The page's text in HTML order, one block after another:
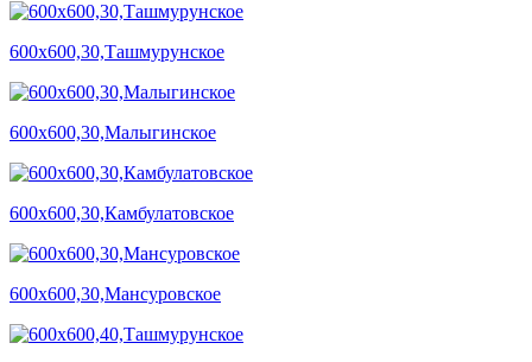
600х600,30,Ташмурунское
600х600,30,Малыгинское
600х600,30,Камбулатовское
600х600,30,Мансуровское